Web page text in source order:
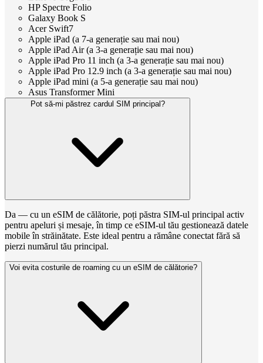
HP Spectre Folio
Galaxy Book S
Acer Swift7
Apple iPad (a 7-a generație sau mai nou)
Apple iPad Air (a 3-a generație sau mai nou)
Apple iPad Pro 11 inch (a 3-a generație sau mai nou)
Apple iPad Pro 12.9 inch (a 3-a generație sau mai nou)
Apple iPad mini (a 5-a generație sau mai nou)
Asus Transformer Mini
Pot să-mi păstrez cardul SIM principal?
Da — cu un eSIM de călătorie, poți păstra SIM-ul principal activ
pentru apeluri și mesaje, în timp ce eSIM-ul tău gestionează datele
mobile în străinătate. Este ideal pentru a rămâne conectat fără să
pierzi numărul tău principal.
Voi evita costurile de roaming cu un eSIM de călătorie?